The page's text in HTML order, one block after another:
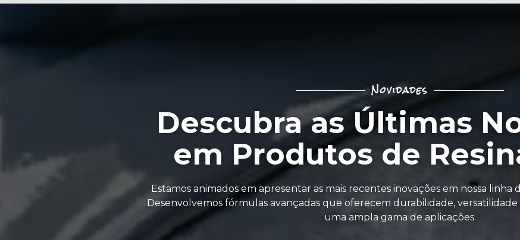
Novidades
Descubra as Últimas
em Produtos de
Estamos animados em apresentar as mais recentes inovações em nossa linha
Desenvolvemos fórmulas avançadas que oferecem durabilidade, versatilidade
uma ampla gama de aplicações.